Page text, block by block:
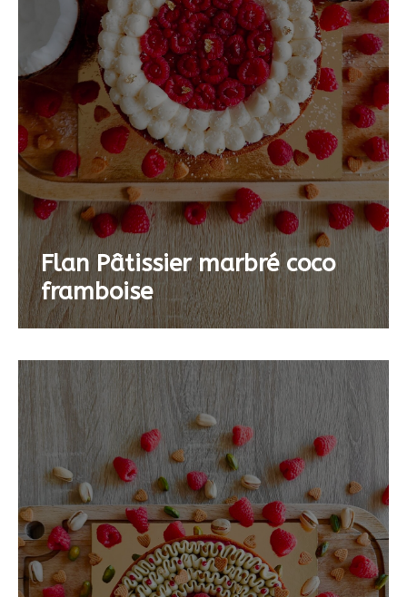
Flan Pâtissier marbré coco
framboise